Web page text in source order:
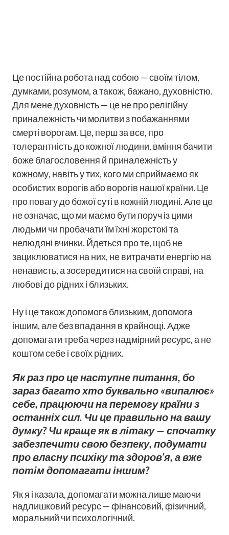
Це постійна робота над собою — своїм тілом,
думками, розумом, а також, бажано, духовністю.
Для мене духовність — це не про релігійну
приналежність чи молитви з побажаннями
смерті ворогам. Це, перш за все, про
толерантність до кожної людини, вміння бачити
боже благословення й приналежність у
кожному, навіть у тих, кого ми сприймаємо як
особистих ворогів або ворогів нашої країни. Це
про повагу до божої суті в кожній людині. Але це
не означає, що ми маємо бути поруч із цими
людьми чи пробачати їм їхні жорстокі та
нелюдяні вчинки. Йдеться про те, щоб не
зациклюватися на них, не витрачати енергію на
ненависть, а зосередитися на своїй справі, на
любові до рідних і близьких.
Ну і це також допомога близьким, допомога
іншим, але без впадання в крайнощі. Адже
допомагати треба через надмірний ресурс, а не
коштом себе і своїх рідних.
Як раз про це наступне питання, бо
зараз багато хто буквально «випалює»
себе, працюючи на перемогу країни з
останніх сил. Чи це правильно на вашу
думку? Чи краще як в літаку — спочатку
забезпечити свою безпеку, подумати
про власну психіку та здоров’я, а вже
потім допомагати іншим?
Як я і казала, допомагати можна лише маючи
надлишковий ресурс — фінансовий, фізичний,
моральний чи психологічний.